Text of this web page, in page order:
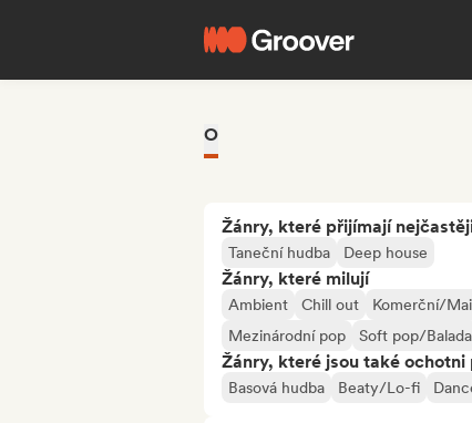
O
Žánry, které přijímají
Taneční hudba Deep house
Žánry, které milují
Ambient Chill out Komerční/
Mezinárodní pop
Soft pop/Balada
Žánry, které jsou také
Basová hudba Beaty/Lo-fi